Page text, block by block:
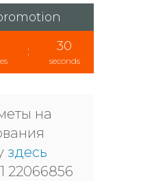
: 30
seconds
на
здесь
22066856